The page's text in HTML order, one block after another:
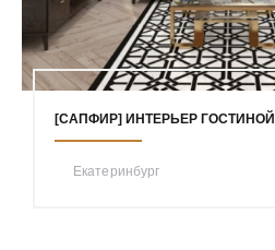
[САПФИР] ИНТЕРЬЕР ГОСТИНОЙ
Екатеринбург